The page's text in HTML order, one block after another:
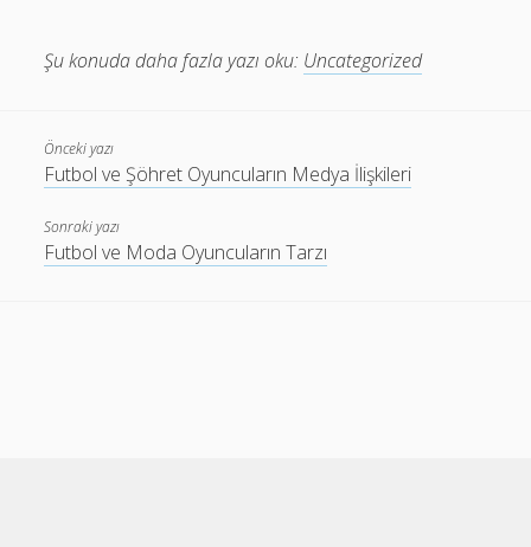
Şu konuda daha fazla yazı oku: Uncategorized
Önceki yazı
Futbol ve Şöhret Oyuncuların Medya İlişkileri
Sonraki yazı
Futbol ve Moda Oyuncuların Tarzı